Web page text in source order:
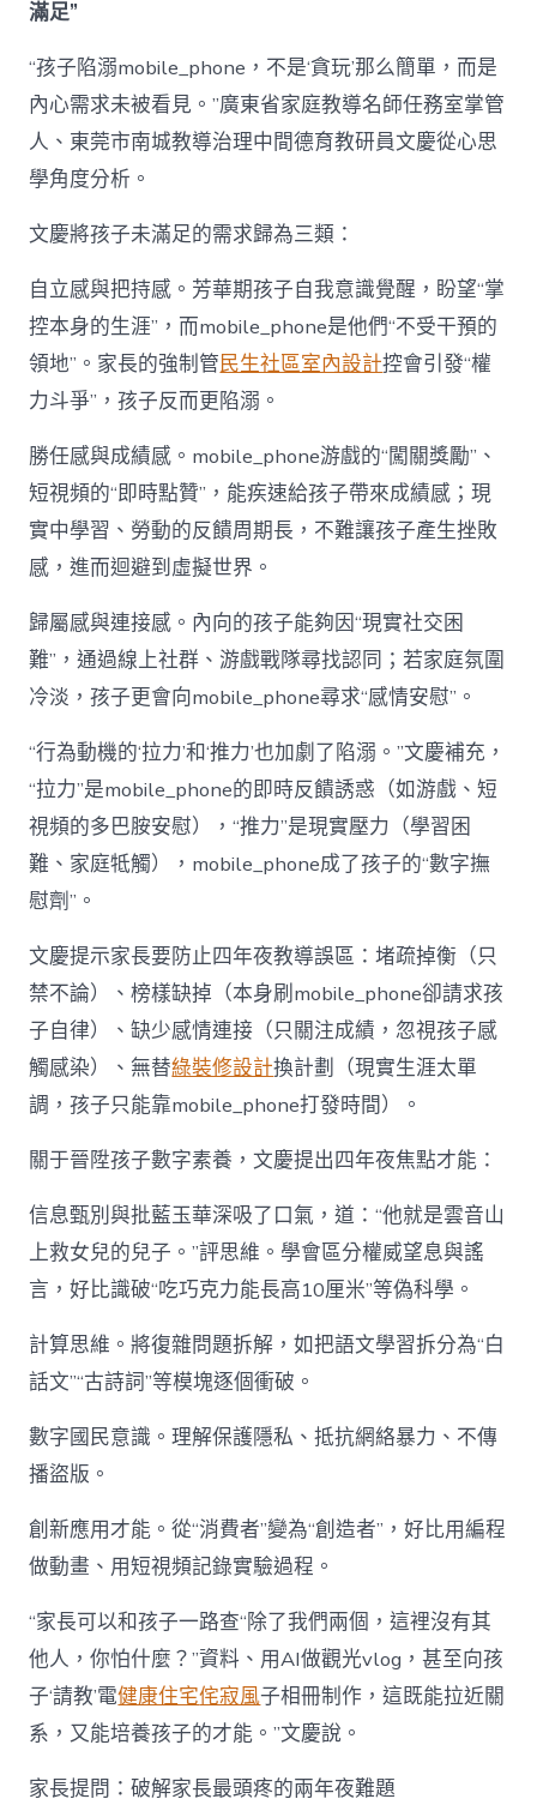
滿足”
“孩子陷溺mobile_phone，不是‘貪玩’那么簡單，而是
內心需求未被看見。”廣東省家庭教導名師任務室掌管
人、東莞市南城教導治理中間德育教研員文慶從心思
學角度分析。
文慶將孩子未滿足的需求歸為三類：
自立感與把持感。芳華期孩子自我意識覺醒，盼望“掌
控本身的生涯”，而mobile_phone是他們“不受干預的
領地”。家長的強制管民生社區室內設計控會引發“權
力斗爭”，孩子反而更陷溺。
勝任感與成績感。mobile_phone游戲的“闖關獎勵”、
短視頻的“即時點贊”，能疾速給孩子帶來成績感；現
實中學習、勞動的反饋周期長，不難讓孩子產生挫敗
感，進而迴避到虛擬世界。
歸屬感與連接感。內向的孩子能夠因“現實社交困
難”，通過線上社群、游戲戰隊尋找認同；若家庭氛圍
冷淡，孩子更會向mobile_phone尋求“感情安慰”。
“行為動機的‘拉力’和‘推力’也加劇了陷溺。”文慶補充，
“拉力”是mobile_phone的即時反饋誘惑（如游戲、短
視頻的多巴胺安慰），“推力”是現實壓力（學習困
難、家庭牴觸），mobile_phone成了孩子的“數字撫
慰劑”。
文慶提示家長要防止四年夜教導誤區：堵疏掉衡（只
禁不論）、榜樣缺掉（本身刷mobile_phone卻請求孩
子自律）、缺少感情連接（只關注成績，忽視孩子感
觸感染）、無替綠裝修設計換計劃（現實生涯太單
調，孩子只能靠mobile_phone打發時間）。
關于晉陞孩子數字素養，文慶提出四年夜焦點才能：
信息甄別與批藍玉華深吸了口氣，道：“他就是雲音山
上救女兒的兒子。”評思維。學會區分權威望息與謠
言，好比識破“吃巧克力能長高10厘米”等偽科學。
計算思維。將復雜問題拆解，如把語文學習拆分為“白
話文”“古詩詞”等模塊逐個衝破。
數字國民意識。理解保護隱私、抵抗網絡暴力、不傳
播盜版。
創新應用才能。從“消費者”變為“創造者”，好比用編程
做動畫、用短視頻記錄實驗過程。
“家長可以和孩子一路查“除了我們兩個，這裡沒有其
他人，你怕什麼？”資料、用AI做觀光vlog，甚至向孩
子‘請教’電健康住宅侘寂風子相冊制作，這既能拉近關
系，又能培養孩子的才能。”文慶說。
家長提問：破解家長最頭疼的兩年夜難題